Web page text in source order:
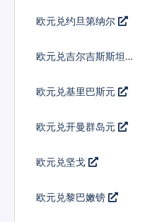
欧元兑约旦第纳尔
欧元兑吉尔吉斯斯坦索
欧元兑基里巴斯元
欧元兑开曼群岛元
欧元兑坚戈
欧元兑黎巴嫩镑